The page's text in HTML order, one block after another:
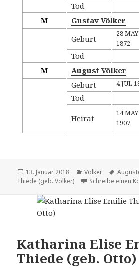
Tod
M
Gustav Völker
Geburt
28 MAY
1872
Tod
M
August Völker
Geburt
4 JUL
Tod
Heirat
14 MAY
1907
Veröffentlicht
am
13. Januar 2018 Kategorien
Völker Tags
Thiede (geb. Völker)
Schreibe einen
Katharina Elise
Thiede (geb. Otto)